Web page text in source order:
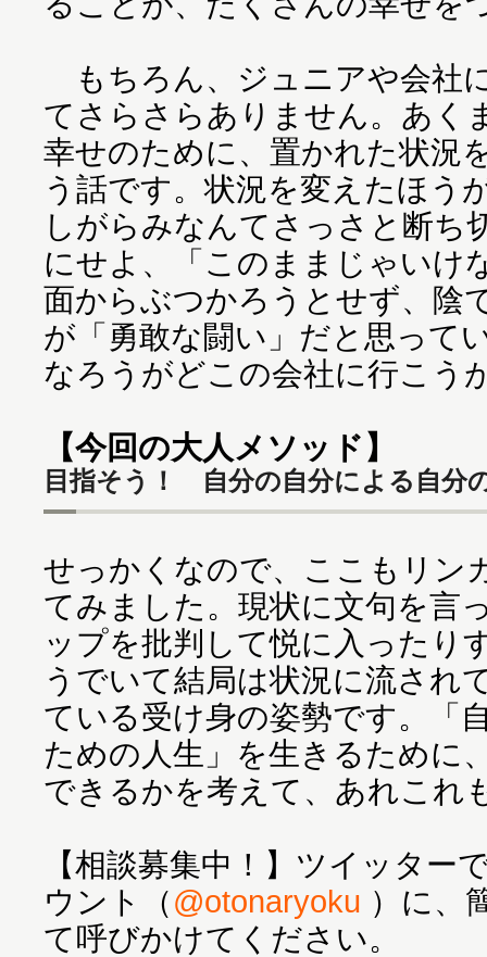
もちろん、ジュニアや会社
てさらさらありません。あく
幸せのために、置かれた状況
う話です。状況を変えたほう
しがらみなんてさっさと断ち
にせよ、「このままじゃいけ
面からぶつかろうとせず、陰
が「勇敢な闘い」だと思って
なろうがどこの会社に行こう
【今回の大人メソッド】
目指そう！ 自分の自分による自分
せっかくなので、ここもリン
てみました。現状に文句を言
ップを批判して悦に入ったり
うでいて結局は状況に流され
ている受け身の姿勢です。「
ための人生」を生きるために
できるかを考えて、あれこれ
【相談募集中！】ツイッター
ウント（@otonaryoku ）に、
て呼びかけてください。